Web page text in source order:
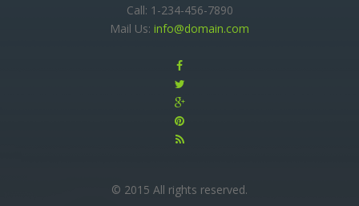
Call: 1-234-456-7890
Mail Us: info@domain.com
© 2015 All rights reserved.